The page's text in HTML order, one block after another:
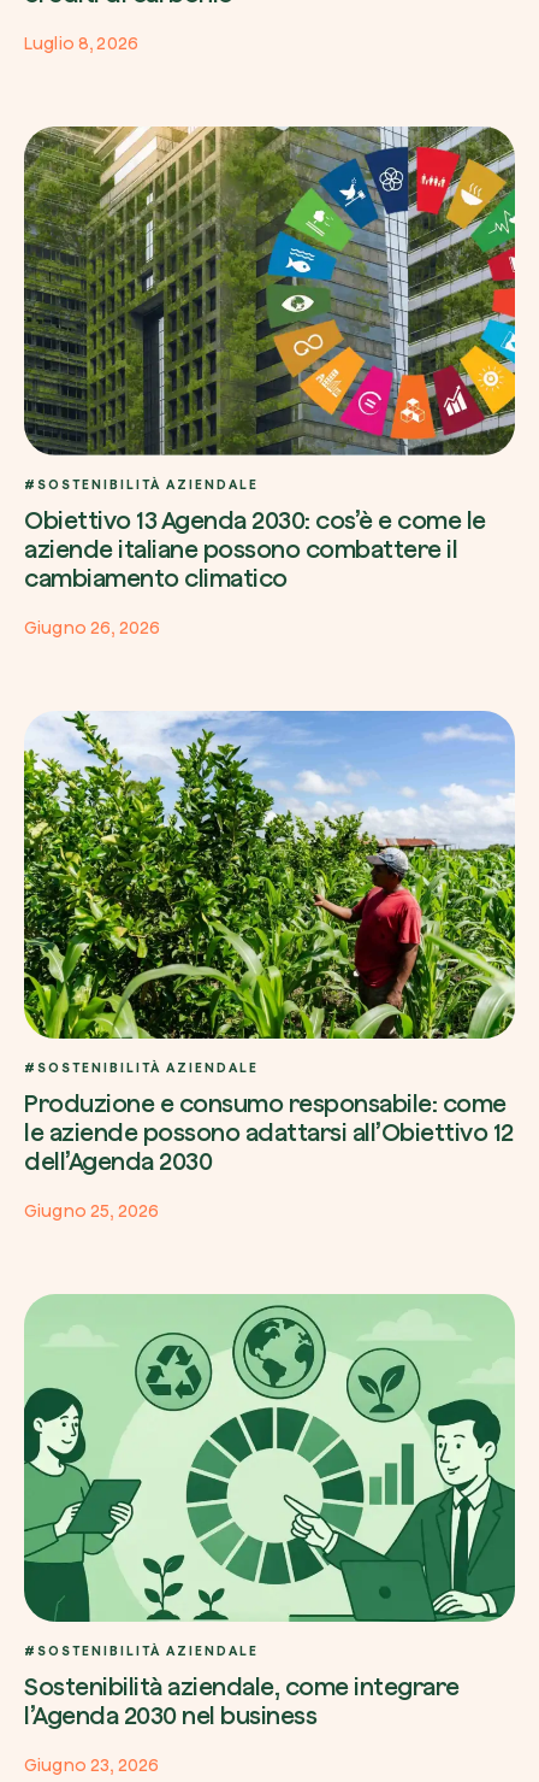
Luglio 8, 2026
#SOSTENIBILITÀ AZIENDALE
Obiettivo 13 Agenda 2030: cos’è e come le
aziende italiane possono combattere il
cambiamento climatico
Giugno 26, 2026
#SOSTENIBILITÀ AZIENDALE
Produzione e consumo responsabile: come
le aziende possono adattarsi all’Obiettivo 12
dell’Agenda 2030
Giugno 25, 2026
#SOSTENIBILITÀ AZIENDALE
Sostenibilità aziendale, come integrare
l’Agenda 2030 nel business
Giugno 23, 2026